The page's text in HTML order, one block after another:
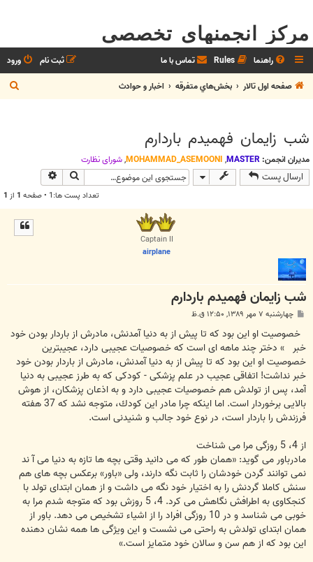
مرکز انجمنهای تخصصی
راهنما Rules تماس با ما ورود
ثبت نام
صفحه اول تالار
بخش‌‌هاي متفرقه اخبار و حوادث
س
شب زایمان فهمیدم باردارم
مدیران انجمن: MASTER
,
MOHAMMAD_ASEMOONI
,شوراي نظارت
ارسال پست جستجو
تعداد پست ها:1 • صفحه 1 از 1
Captain II
airplane
شب زایمان فهمیدم باردارم
س
ت
چهارشنبه ۷ مهر ۱۳۸۹, ۱۲:۵۰ ق.ظ
خصوصیت او این بود كه تا پیش از به دنیا آمدنش، مادرش از باردار بودن خود
خبر » دختر چند ماهه ای است كه خصوصیات عجیبی دارد، عجیبترین
خصوصیت او این بود كه تا پیش از به دنیا آمدنش، مادرش از باردار بودن خود
خبر نداشت! اتفاقی عجیب در علم پزشكی - كودكی كه به طرز عجیبی به دنیا
آمد، پس از تولدش هم خصوصیات عجیبی دارد و به اذعان پزشكان، از هوش
بالایی برخوردار است. اما اینكه چرا مادر این كودك، متوجه نشد كه 37 هفته
فرزندش را باردار است، در نوع خود جالب و شنیدنی است.
از 4، 5 روزگی مرا می شناخت
مادرباور می گوید: «همان طور كه می دانید وقتی بچه ها تازه به دنیا می آ ند
نمی توانند گردن خودشان را ثابت نگه دارند، ولی «باور» برعكس بچه های هم
سنش كاملا گردنش را به اختیار خود نگه می داشت و از همان ابتدای تولد با
كنجكاوی به اطرافش نگاهش می كرد. 4، 5 روزش بود كه متوجه شدم مرا به
خوبی می شناسد و در 10 روزگی افراد را از اشیاء تشخیص می دهد. باور از
همان ابتدای تولدش به راحتی می نشست و این ویژگی ها همه نشان دهنده
این بود كه از هم سن و سالان خود متمایز است.»